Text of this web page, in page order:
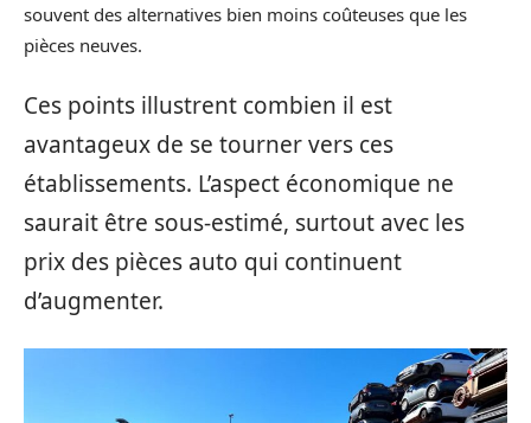
souvent des alternatives bien moins coûteuses que les
pièces neuves.
Ces points illustrent combien il est
avantageux de se tourner vers ces
établissements. L’aspect économique ne
saurait être sous-estimé, surtout avec les
prix des pièces auto qui continuent
d’augmenter.